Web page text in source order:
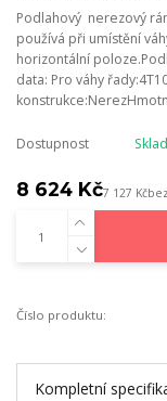
Podlahový nerezový
používá při umístění
horizontální
data: Pro váhy
Dostupnost
8 624 Kč7 127 Kč
Číslo produktu:
Kompletní